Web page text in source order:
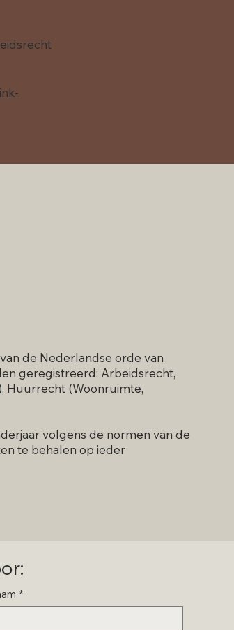
de Nederlandse orde van
geregistreerd: Arbeidsrecht,
Huurrecht (Woonruimte,
volgens de normen van de
te behalen op ieder
*